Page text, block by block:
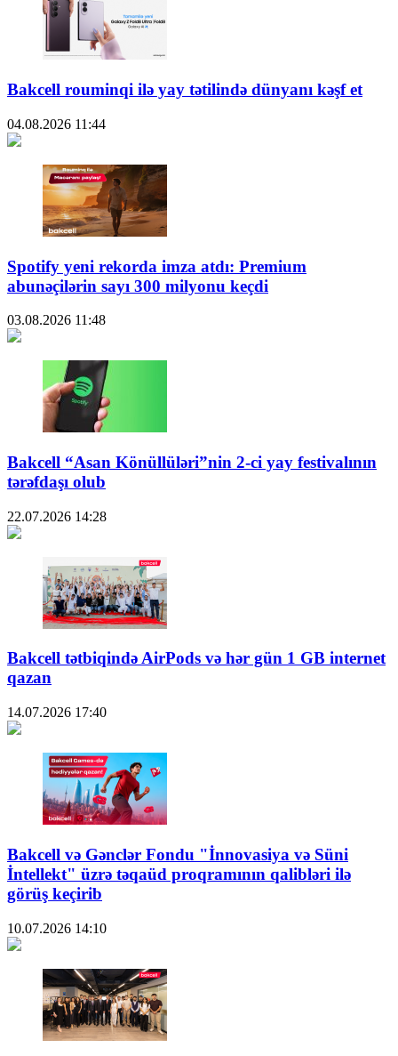
Bakcell rouminqi ilə yay tətilində dünyanı kəşf et
04.08.2026 11:44
Spotify yeni rekorda imza atdı: Premium
abunəçilərin sayı 300 milyonu keçdi
03.08.2026 11:48
Bakcell “Asan Könüllüləri”nin 2-ci yay festivalının
tərəfdaşı olub
22.07.2026 14:28
Bakcell tətbiqində AirPods və hər gün 1 GB internet
qazan
14.07.2026 17:40
Bakcell və Gənclər Fondu "İnnovasiya və Süni
İntellekt" üzrə təqaüd proqramının qalibləri ilə
görüş keçirib
10.07.2026 14:10